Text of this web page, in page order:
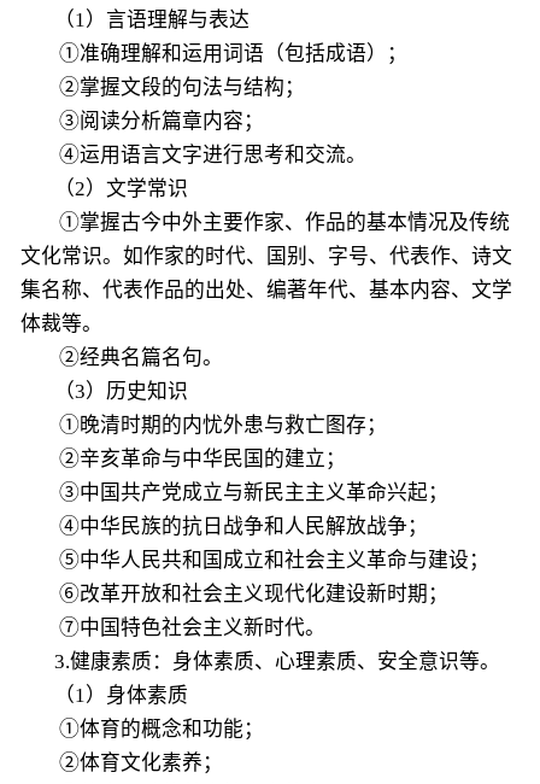
（1）言语理解与表达
①准确理解和运用词语（包括成语）；
②掌握文段的句法与结构；
③阅读分析篇章内容；
④运用语言文字进行思考和交流。
（2）文学常识
①掌握古今中外主要作家、作品的基本情况及传统
文化常识。如作家的时代、国别、字号、代表作、诗文
集名称、代表作品的出处、编著年代、基本内容、文学
体裁等。
②经典名篇名句。
（3）历史知识
①晚清时期的内忧外患与救亡图存；
②辛亥革命与中华民国的建立；
③中国共产党成立与新民主主义革命兴起；
④中华民族的抗日战争和人民解放战争；
⑤中华人民共和国成立和社会主义革命与建设；
⑥改革开放和社会主义现代化建设新时期；
⑦中国特色社会主义新时代。
3.健康素质：身体素质、心理素质、安全意识等。
（1）身体素质
①体育的概念和功能；
②体育文化素养；